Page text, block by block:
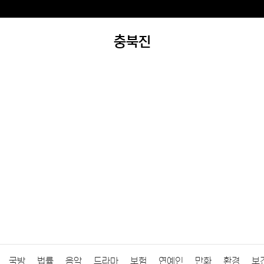
충북진
국방 법률 음악 드라마 보험 연예인 만화 환경 보